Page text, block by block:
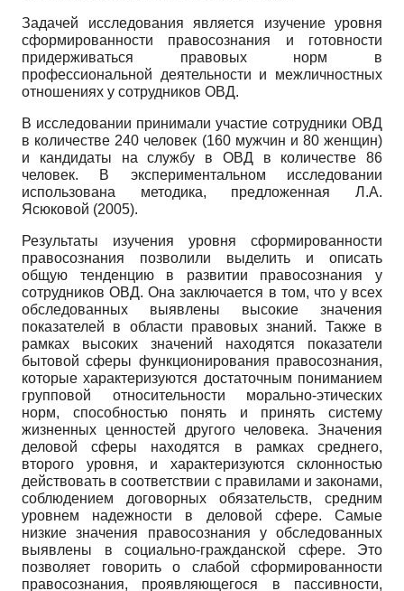
Задачей исследования является изучение уровня
сформированности правосознания и готовности
придерживаться правовых норм в
профессиональной деятельности и межличностных
отношениях у сотрудников ОВД.
В исследовании принимали участие сотрудники ОВД
в количестве 240 человек (160 мужчин и 80 женщин)
и кандидаты на службу в ОВД в количестве 86
человек. В экспериментальном исследовании
использована методика, предложенная Л.А.
Ясюковой (2005).
Результаты изучения уровня сформированности
правосознания позволили выделить и описать
общую тенденцию в развитии правосознания у
сотрудников ОВД. Она заключается в том, что у всех
обследованных выявлены высокие значения
показателей в области правовых знаний. Также в
рамках высоких значений находятся показатели
бытовой сферы функционирования правосознания,
которые характеризуются достаточным пониманием
групповой относительности морально-этических
норм, способностью понять и принять систему
жизненных ценностей другого человека. Значения
деловой сферы находятся в рамках среднего,
второго уровня, и характеризуются склонностью
действовать в соответствии с правилами и законами,
соблюдением договорных обязательств, средним
уровнем надежности в деловой сфере. Самые
низкие значения правосознания у обследованных
выявлены в социально-гражданской сфере. Это
позволяет говорить о слабой сформированности
правосознания, проявляющегося в пассивности,